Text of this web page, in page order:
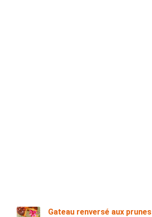
Gateau renversé aux prunes